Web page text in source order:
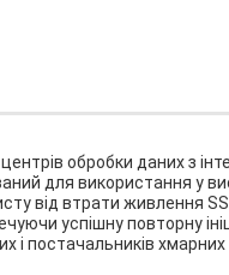
обробки даних з
для використання у
від втрати живлення
успішну повторну
і постачальників